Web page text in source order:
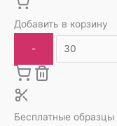
Добавить в корзину
-
Бесплатные образцы